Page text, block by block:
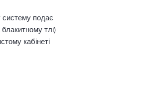
систему подає
тлі)
кабінеті